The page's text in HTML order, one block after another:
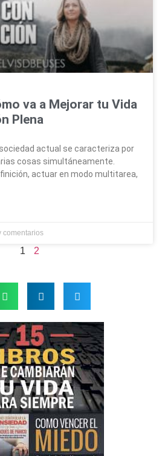
va a Mejorar tu Vida
Plena
actual se caracteriza por
cosas simultáneamente.
actuar en modo multitarea,
comentarios
1 2